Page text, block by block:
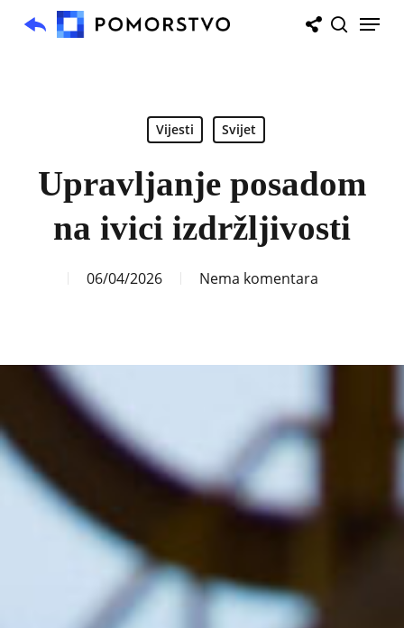
Menu
Vijesti Svijet
Upravljanje posadom
na ivici izdržljivosti
06/04/2026 Nema komentara